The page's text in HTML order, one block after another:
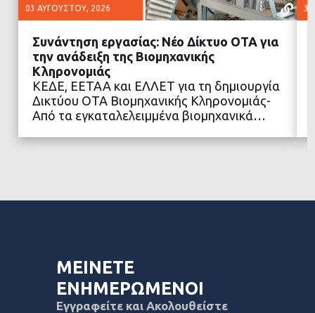
03 ΑΥΓΟΎΣΤΟΥ, 2026
ΔΙΑΒΑΣΤΕ ΠΕΡΙΣΣΟΤΕΡΑ
Συνάντηση εργασίας: Νέο Δίκτυο ΟΤΑ για
την ανάδειξη της Βιομηχανικής
Κληρονομιάς
ΚΕΔΕ, ΕΕΤΑΑ και ΕΛΛΕΤ για τη δημιουργία
Δικτύου ΟΤΑ Βιομηχανικής Κληρονομιάς-
Από τα εγκαταλελειμμένα βιομηχανικά…
30
ΜΕΙΝΕΤΕ
ΕΝΗΜΕΡΩΜΕΝΟΙ
Εγγραφείτε και Ακολουθείστε